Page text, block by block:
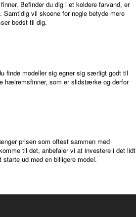
Befinder du dig i et koldere farvand, er
vil skoene for nogle betyde mere
bedst til dig.
finde modeller sig egner sig særligt godt til
hælremsfinner, som er slidstærke og derfor
prisen som oftest sammen med
til det, anbefaler vi at investere i det lidt
ud med en billigere model.